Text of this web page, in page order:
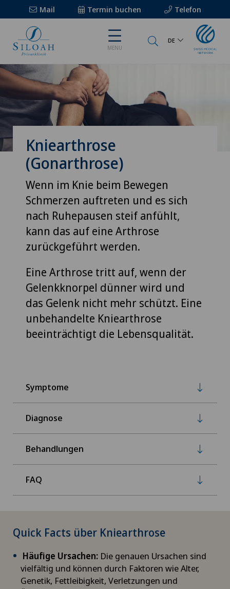
Mail Termin buchen Telefon
MENU
DE
Kniearthrose
(Gonarthrose)
Wenn im Knie beim Bewegen
Schmerzen auftreten und es sich
nach Ruhepausen steif anfühlt,
kann das auf eine Arthrose
zurückgeführt werden.
Eine Arthrose tritt auf, wenn der
Gelenkknorpel dünner wird und
das Gelenk nicht mehr schützt. Eine
unbehandelte Kniearthrose
beeinträchtigt die Lebensqualität.
Symptome
Diagnose
Behandlungen
FAQ
Quick Facts über Kniearthrose
Häufige Ursachen: Die genauen Ursachen sind
vielfältig und können durch Faktoren wie Alter,
Genetik, Fettleibigkeit, Verletzungen und